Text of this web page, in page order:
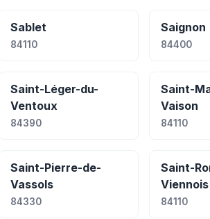
Sablet
84110
Saignon
84400
Saint-Léger-du-
Ventoux
84390
Saint-
Vaison
84110
Saint-Pierre-de-
Vassols
84330
Saint-
Viennois
84110